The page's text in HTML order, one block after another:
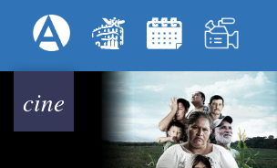
al
principal
Menú Superior
cine